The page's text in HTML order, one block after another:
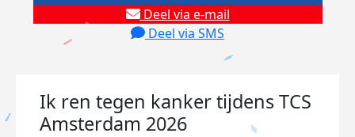
Deel via e-mail
Deel via SMS
Ik ren tegen kanker tijdens TCS
Amsterdam 2026